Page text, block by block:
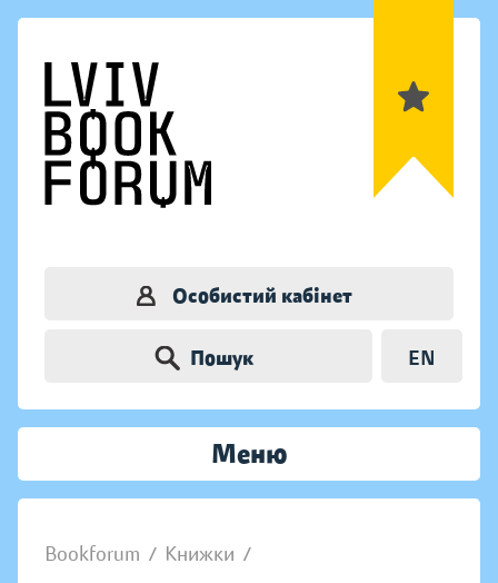
Особистий кабінет
Пошук EN
Меню
Bookforum / Книжки /